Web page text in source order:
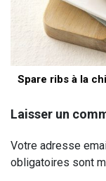
Spare ribs à la
Laisser un
Votre adresse
obligatoires sont